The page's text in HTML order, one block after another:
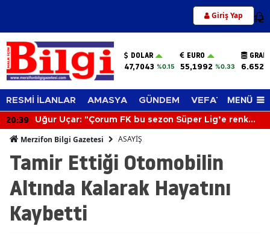
Giriş Yap 12
DOLAR
47,7043 %0.15
EURO
55,1992 %0.33
RESMİ İLANLAR AMASYA GÜNDEM VEFAT EDENLER
MENÜ
20:39
Uğur Uçar: "Çorum FK bu sezon Süper Lig’e renk
Merzifon Bilgi Gazetesi ASAYİŞ
Tamir Ettiği Otomobilin
Altında Kalarak Hayatını
Kaybetti